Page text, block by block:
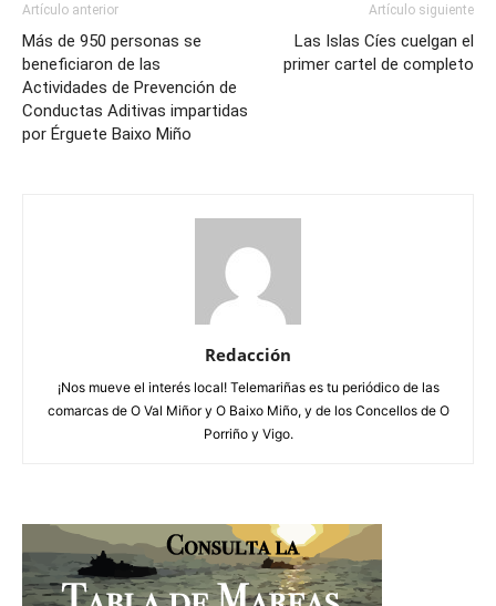
Artículo anterior
Más de 950 personas se
beneficiaron de las
Actividades de Prevención de
Conductas Aditivas impartidas
por Érguete Baixo Miño
Artículo siguiente
Las Islas Cíes cuelgan el
primer cartel de completo
Redacción
¡Nos mueve el interés local! Telemariñas es tu periódico de las
comarcas de O Val Miñor y O Baixo Miño, y de los Concellos de O
Porriño y Vigo.